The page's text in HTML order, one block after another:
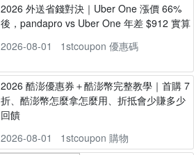
2026 外送省錢對決｜Uber One 漲價 66%
後，pandapro vs Uber One 年差 $912 實算
2026-08-01
1stcoupon 優惠碼
2026 酷澎優惠券＋酷澎幣完整教學｜首購 7
折、酷澎幣怎麼拿怎麼用、折抵會少賺多少
回饋
2026-08-01
1stcoupon 購物